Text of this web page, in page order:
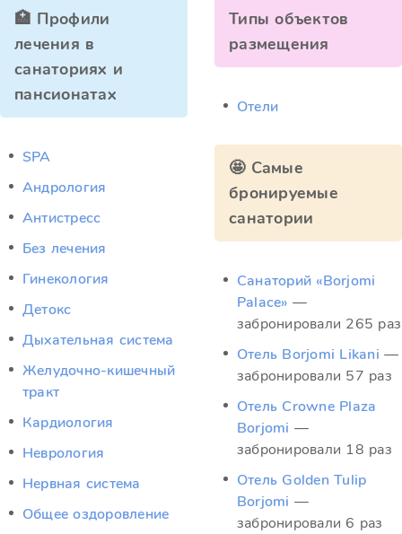
🏥 Профили
лечения в
санаториях и
пансионатах
SPA
Андрология
Антистресс
Без лечения
Гинекология
Детокс
Дыхательная система
Желудочно-кишечный
тракт
Кардиология
Неврология
Нервная система
Общее оздоровление
Типы объектов
размещения
Отели
🤩 Самые
бронируемые
санатории
Санаторий «Borjomi
Palace» —
забронировали 265 раз
Отель Borjomi Likani —
забронировали 57 раз
Отель Crowne Plaza
Borjomi —
забронировали 18 раз
Отель Golden Tulip
Borjomi —
забронировали 6 раз